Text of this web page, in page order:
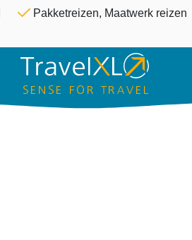
Overslaan en naar
Pakketreizen, Maatwerk reizen